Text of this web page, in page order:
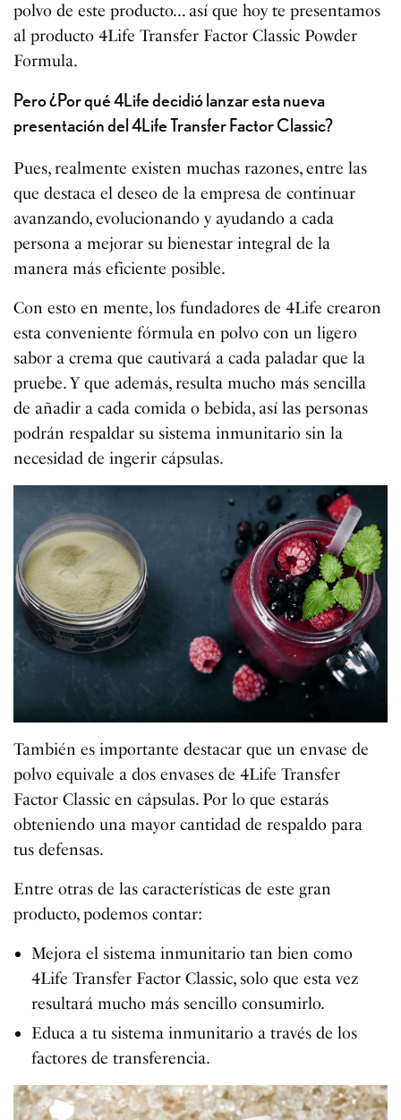
polvo de este producto… así que hoy te presentamos
al producto 4Life Transfer Factor Classic Powder
Formula.
Pero ¿Por qué 4Life decidió lanzar esta nueva
presentación del 4Life Transfer Factor Classic?
Pues, realmente existen muchas razones, entre las
que destaca el deseo de la empresa de continuar
avanzando, evolucionando y ayudando a cada
persona a mejorar su bienestar integral de la
manera más eficiente posible.
Con esto en mente, los fundadores de 4Life crearon
esta conveniente fórmula en polvo con un ligero
sabor a crema que cautivará a cada paladar que la
pruebe. Y que además, resulta mucho más sencilla
de añadir a cada comida o bebida, así las personas
podrán respaldar su sistema inmunitario sin la
necesidad de ingerir cápsulas.
También es importante destacar que un envase de
polvo equivale a dos envases de 4Life Transfer
Factor Classic en cápsulas. Por lo que estarás
obteniendo una mayor cantidad de respaldo para
tus defensas.
Entre otras de las características de este gran
producto, podemos contar:
Mejora el sistema inmunitario tan bien como
4Life Transfer Factor Classic, solo que esta vez
resultará mucho más sencillo consumirlo.
Educa a tu sistema inmunitario a través de los
factores de transferencia.